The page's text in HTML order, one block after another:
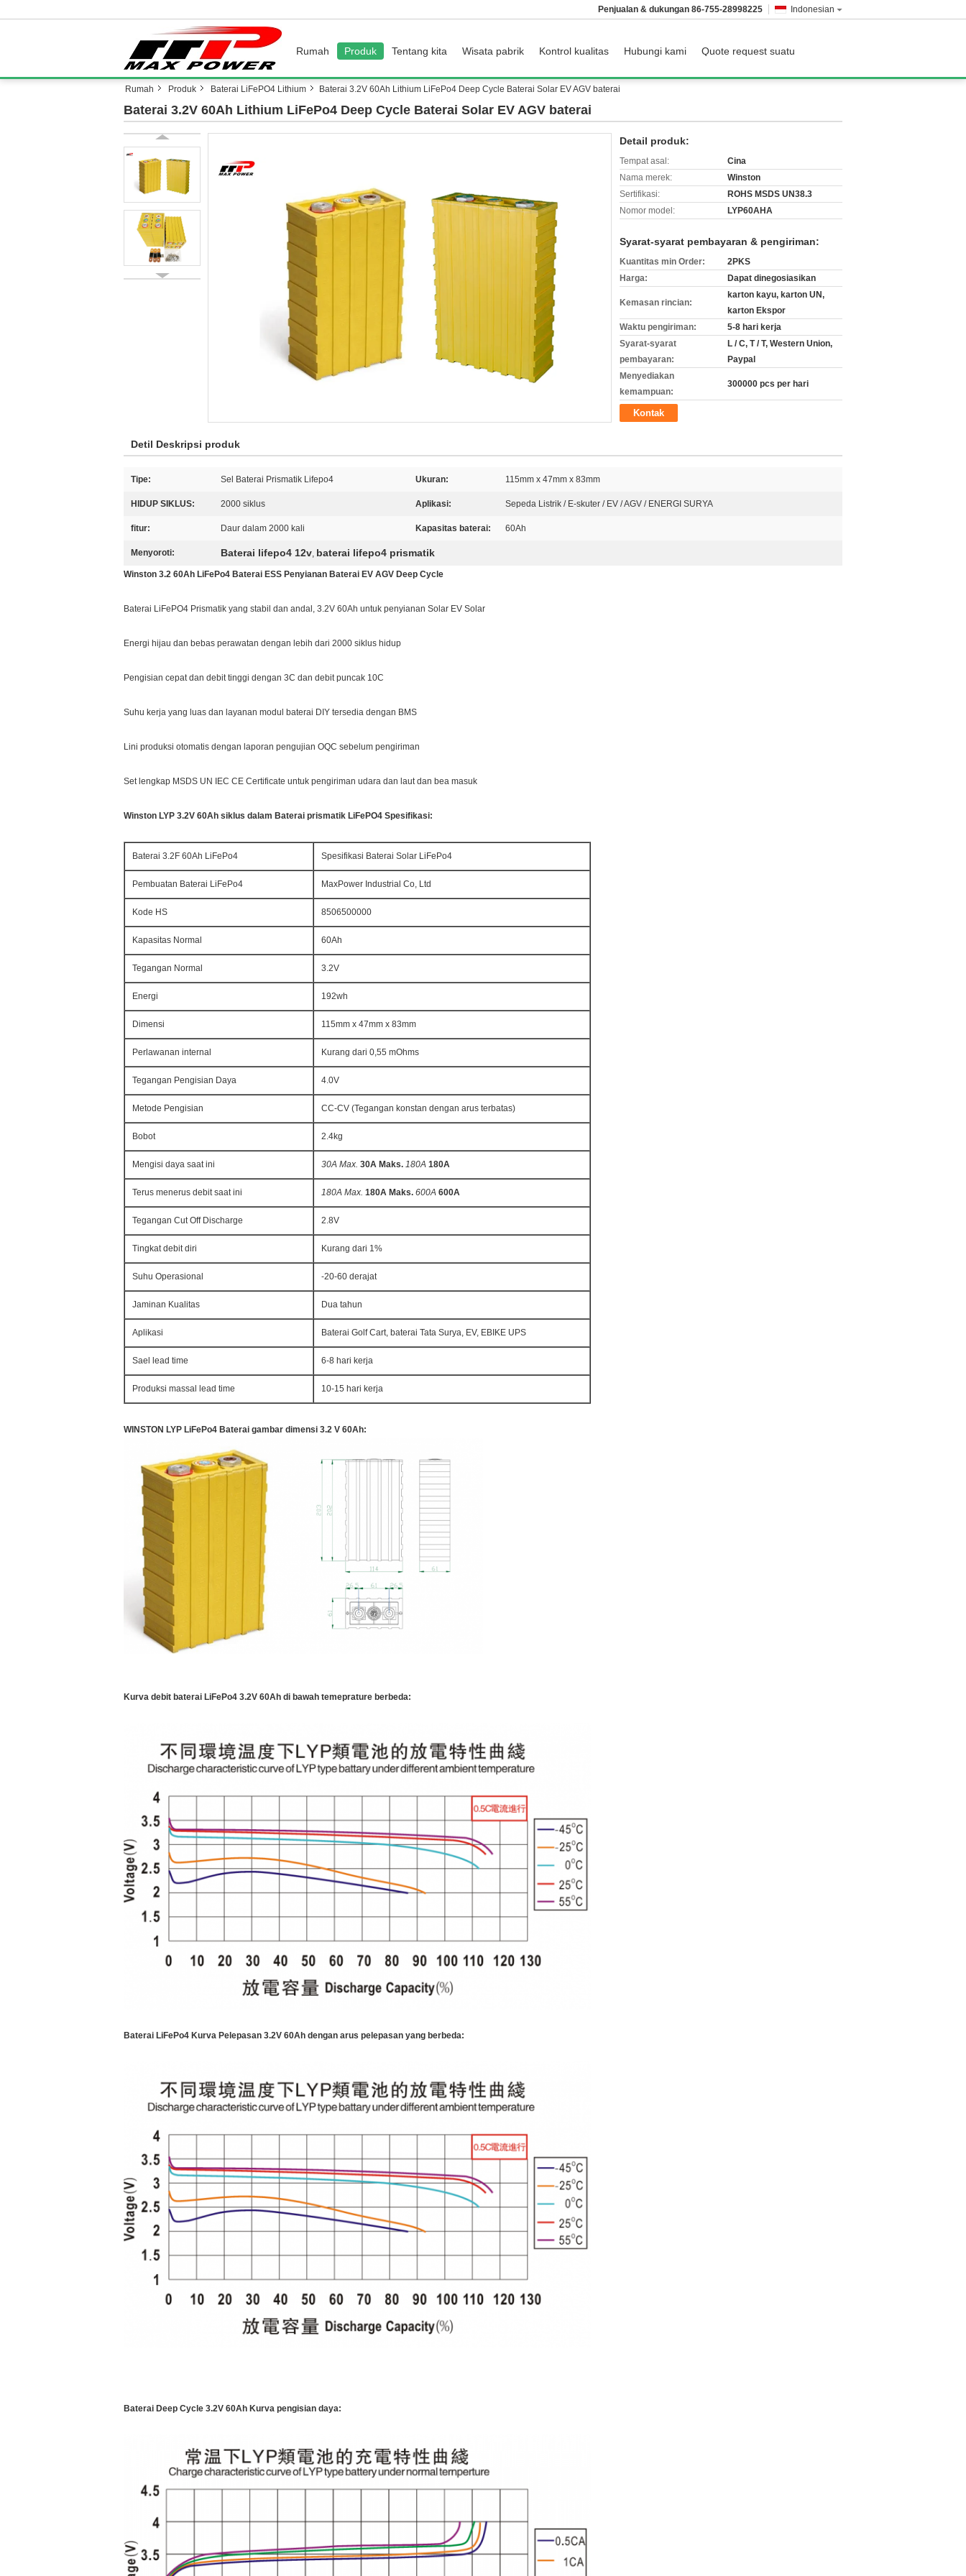
Indonesian
Penjualan & dukungan 86-755-28998225
Rumah Produk Tentang kita Wisata pabrik Kontrol kualitas Hubungi kami Quote request suatu
Rumah Produk Baterai LiFePO4 Lithium Baterai 3.2V 60Ah Lithium LiFePo4 Deep Cycle Baterai Solar EV AGV baterai
Baterai 3.2V 60Ah Lithium LiFePo4 Deep Cycle Baterai Solar EV AGV baterai
Detail produk:
Tempat asal:
Cina
Nama merek:
Winston
Sertifikasi:
ROHS MSDS UN38.3
Nomor model:
LYP60AHA
Syarat-syarat pembayaran & pengiriman:
Kuantitas min Order:
2PKS
Harga:
Dapat dinegosiasikan
Kemasan rincian:
karton kayu, karton UN,
karton Ekspor
Waktu pengiriman:
5-8 hari kerja
Syarat-syarat
pembayaran:
L / C, T / T, Western Union,
Paypal
Menyediakan
kemampuan:
300000 pcs per hari
Kontak
Detil Deskripsi produk
Tipe: Sel Baterai Prismatik Lifepo4 Ukuran: 115mm x 47mm x 83mm
HIDUP SIKLUS: 2000 siklus Aplikasi: Sepeda Listrik / E-skuter / EV / AGV / ENERGI SURYA
fitur: Daur dalam 2000 kali Kapasitas baterai: 60Ah
Menyoroti: Baterai lifepo4 12v, baterai lifepo4 prismatik
Winston 3.2 60Ah LiFePo4 Baterai ESS Penyianan Baterai EV AGV Deep Cycle
Baterai LiFePO4 Prismatik yang stabil dan andal, 3.2V 60Ah untuk penyianan Solar EV Solar
Energi hijau dan bebas perawatan dengan lebih dari 2000 siklus hidup
Pengisian cepat dan debit tinggi dengan 3C dan debit puncak 10C
Suhu kerja yang luas dan layanan modul baterai DIY tersedia dengan BMS
Lini produksi otomatis dengan laporan pengujian OQC sebelum pengiriman
Set lengkap MSDS UN IEC CE Certificate untuk pengiriman udara dan laut dan bea masuk
Winston LYP 3.2V 60Ah siklus dalam Baterai prismatik LiFePO4 Spesifikasi:
Baterai 3.2F 60Ah LiFePo4 Spesifikasi Baterai Solar LiFePo4
Pembuatan Baterai LiFePo4 MaxPower Industrial Co, Ltd
Kode HS 8506500000
Kapasitas Normal 60Ah
Tegangan Normal 3.2V
Energi 192wh
Dimensi 115mm x 47mm x 83mm
Perlawanan internal Kurang dari 0,55 mOhms
Tegangan Pengisian Daya 4.0V
Metode Pengisian CC-CV (Tegangan konstan dengan arus terbatas)
Bobot 2.4kg
Mengisi daya saat ini 30A Max. 30A Maks. 180A 180A
Terus menerus debit saat ini 180A Max. 180A Maks. 600A 600A
Tegangan Cut Off Discharge 2.8V
Tingkat debit diri Kurang dari 1%
Suhu Operasional -20-60 derajat
Jaminan Kualitas Dua tahun
Aplikasi Baterai Golf Cart, baterai Tata Surya, EV, EBIKE UPS
Sael lead time 6-8 hari kerja
Produksi massal lead time 10-15 hari kerja
WINSTON LYP LiFePo4 Baterai gambar dimensi 3.2 V 60Ah:
Kurva debit baterai LiFePo4 3.2V 60Ah di bawah temeprature berbeda:
Baterai LiFePo4 Kurva Pelepasan 3.2V 60Ah dengan arus pelepasan yang berbeda:
Baterai Deep Cycle 3.2V 60Ah Kurva pengisian daya: